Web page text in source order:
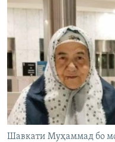
Шавкати Муҳаммад бо